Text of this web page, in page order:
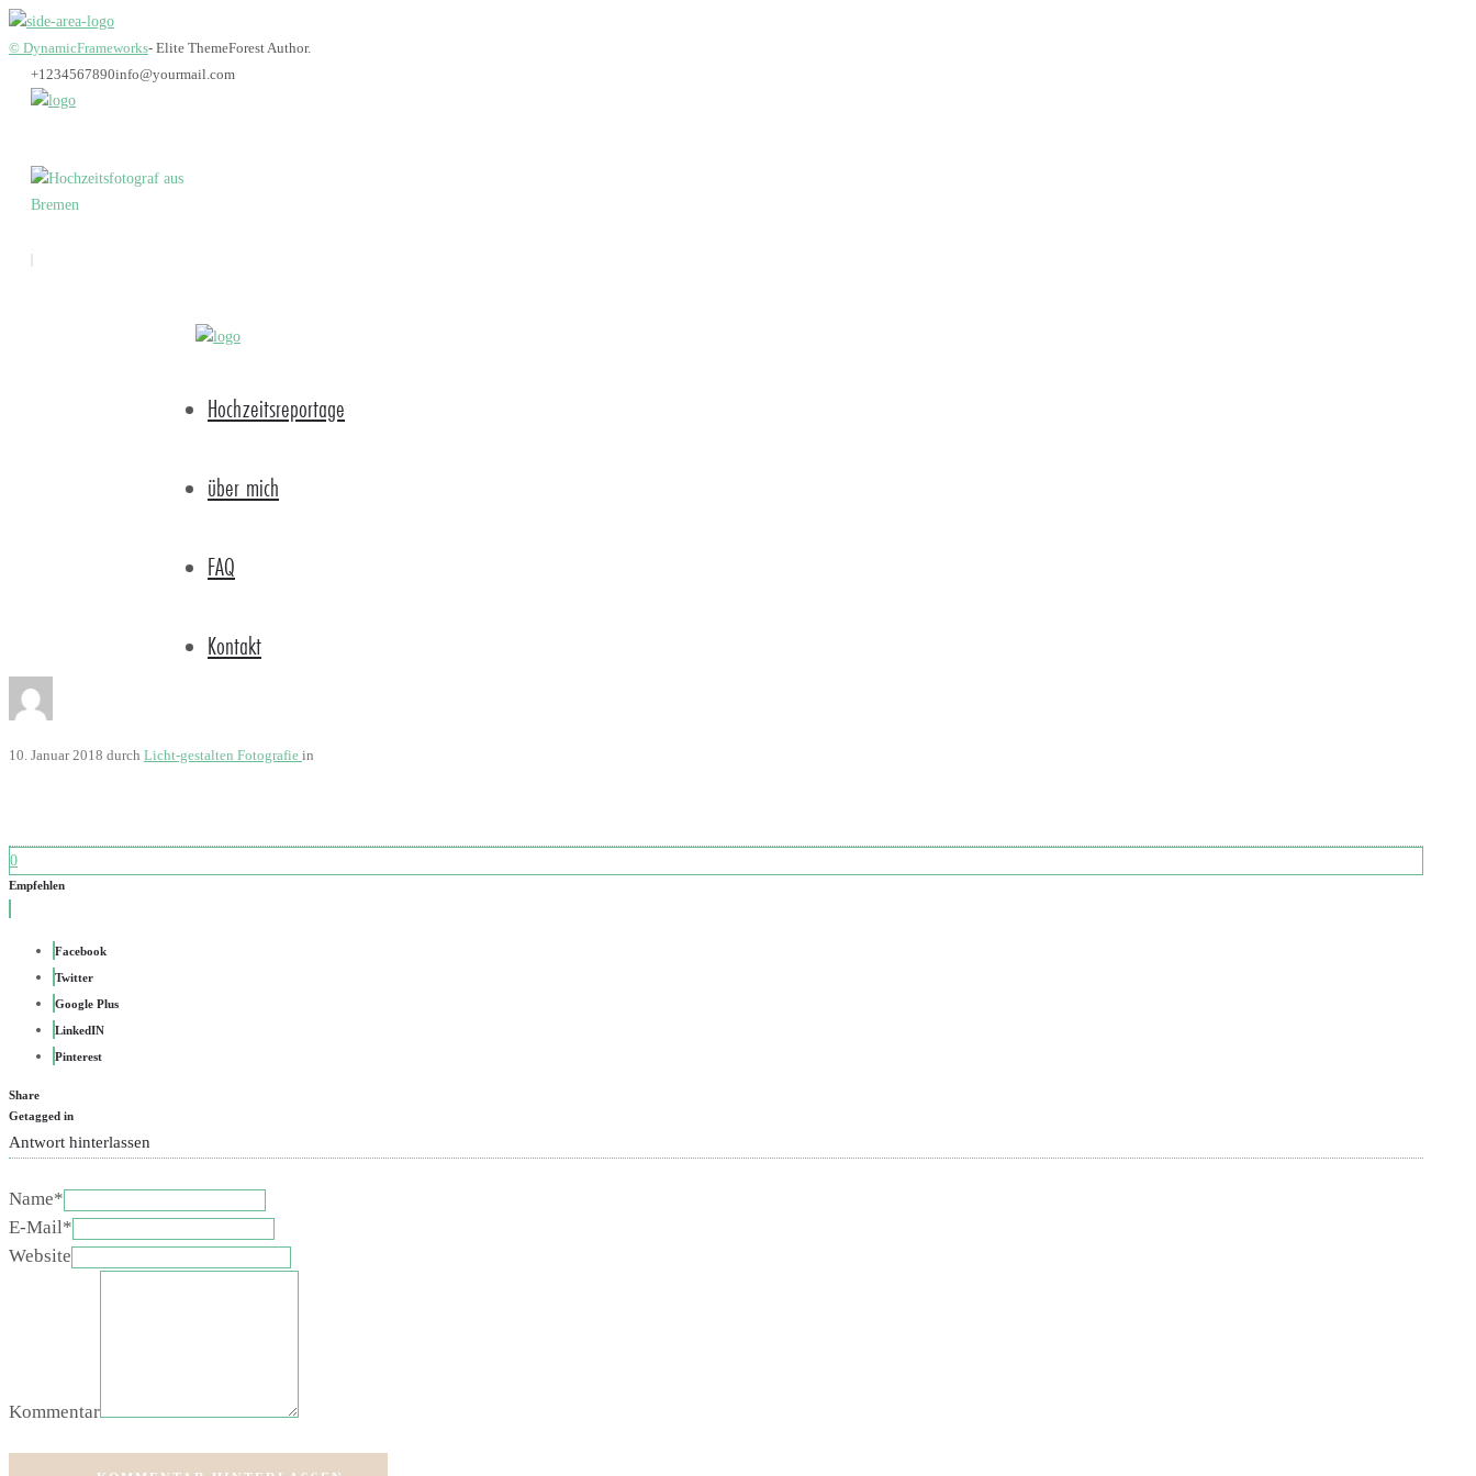
© DynamicFrameworks- Elite ThemeForest Author.
+1234567890info@yourmail.com
Hochzeitsreportage
über mich
FAQ
Kontakt
10. Januar 2018 durch Licht-gestalten Fotografie in
0
Empfehlen
Facebook
Twitter
Google Plus
LinkedIN
Pinterest
Share
Getagged in
Antwort hinterlassen
Name*
E-Mail*
Website
Kommentar